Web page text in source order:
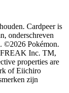
Cardpeer is
onderschreven
©2026 Pokémon.
Inc. TM,
properties are
of Eiichiro
zijn